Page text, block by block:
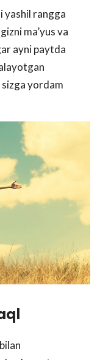
yashil rangga
ma’yus va
ayni paytda
yordam